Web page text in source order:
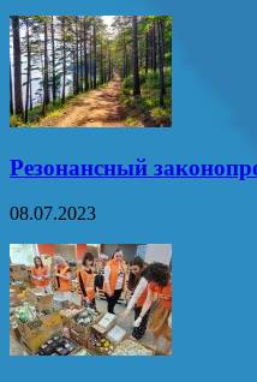
Резонансный
08.07.2023